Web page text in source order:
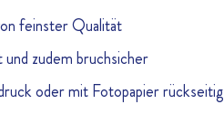
feinster Qualität
zudem bruchsicher
oder mit Fotopapier rückseitig